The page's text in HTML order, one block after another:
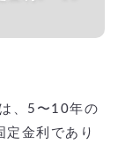
、5〜10年の
金利であり